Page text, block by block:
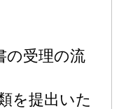
の受理の流
を提出いた